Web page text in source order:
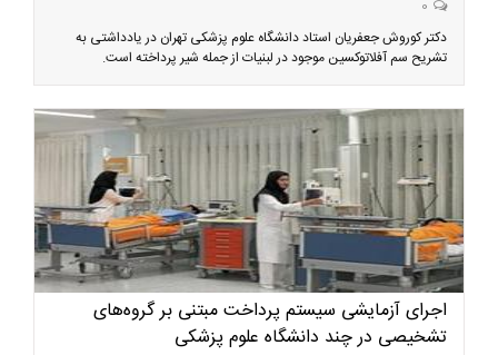
0
دکتر کوروش جعفریان استاد دانشگاه علوم پزشکی تهران در یادداشتی به
تشریح سم آفلاتوکسین موجود در لبنیات از جمله شیر پرداخته است.
اجرای آزمایشی سیستم پرداخت مبتنی بر گروه‌های
تشخیصی در چند دانشگاه علوم پزشکی